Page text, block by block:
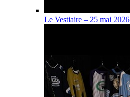
Le Vestiaire – 25 mai 2026